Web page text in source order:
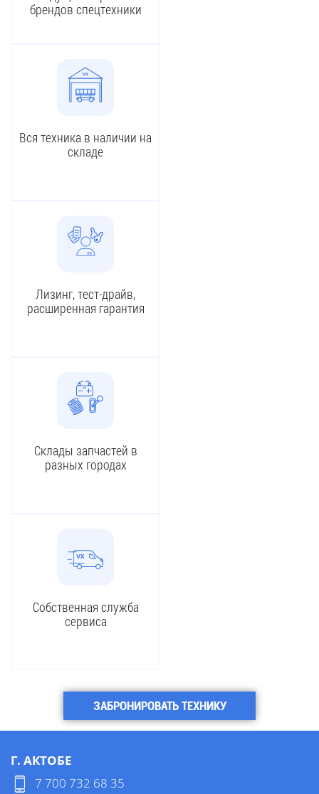
брендов спецтехники
Вся техника в наличии на
складе
Лизинг, тест-драйв,
расширенная гарантия
Склады запчастей в
разных городах
Собственная служба
сервиса
ЗАБРОНИРОВАТЬ ТЕХНИКУ
Г. АКТОБЕ
7 700 732 68 35